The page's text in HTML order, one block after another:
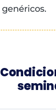
genéricos.